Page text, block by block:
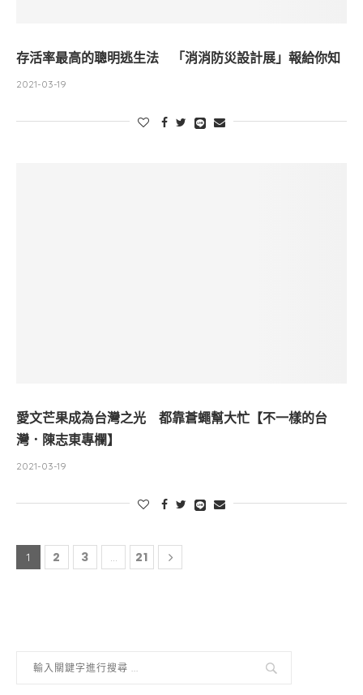
存活率最高的聰明逃生法 「消消防災設計展」報給你知
2021-03-19
愛文芒果成為台灣之光 都靠蒼蠅幫大忙【不一樣的台
灣．陳志東專欄】
2021-03-19
1 2 3 ... 21